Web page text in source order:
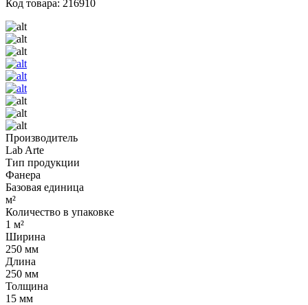
Код товара: 216910
Производитель
Lab Arte
Тип продукции
Фанера
Базовая единица
м²
Количество в упаковке
1 м²
Ширина
250 мм
Длина
250 мм
Толщина
15 мм